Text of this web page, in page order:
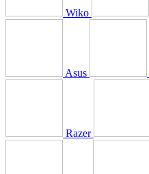
Wiko
Asus
Razer